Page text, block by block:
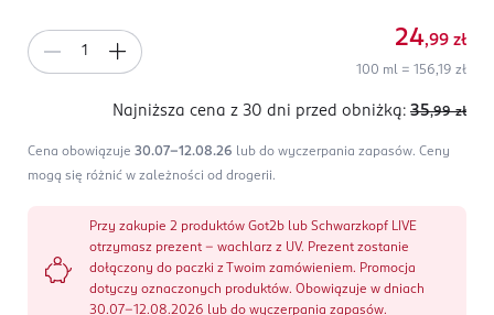
24,99 zł
100 ml = 156,19 zł
Najniższa cena z 30 dni przed obniżką: 35,99 zł
Cena obowiązuje 30.07-12.08.26 lub do wyczerpania zapasów. Ceny
mogą się różnić w zależności od drogerii.
Przy zakupie 2 produktów Got2b lub Schwarzkopf LIVE
otrzymasz prezent - wachlarz z UV. Prezent zostanie
dołączony do paczki z Twoim zamówieniem. Promocja
dotyczy oznaczonych produktów. Obowiązuje w dniach
30.07-12.08.2026 lub do wyczerpania zapasów.